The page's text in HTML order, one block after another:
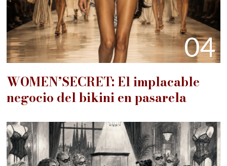
04
WOMEN’SECRET: El implacable
negocio del bikini en pasarela